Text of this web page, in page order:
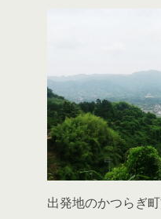
出発地のかつらぎ